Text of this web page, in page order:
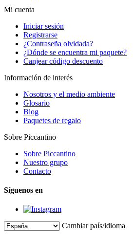
Mi cuenta
Iniciar sesión
Registrarse
¿Contraseña olvidada?
¿Dónde se encuentra mi paquete?
Canjear código descuento
Información de interés
Nosotros y el medio ambiente
Glosario
Blog
Paquetes de regalo
Sobre Piccantino
Sobre Piccantino
Nuestro grupo
Contacto
Síguenos en
Cambiar país/idioma